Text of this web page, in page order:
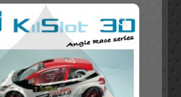
ACCESORIOS
CIRCUITOS
OTROS
RALLY